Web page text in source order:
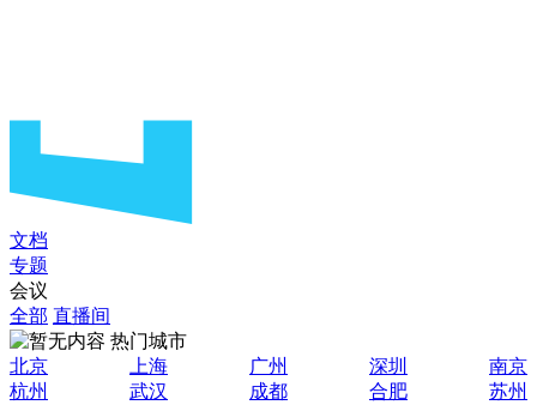
文档
专题
会议
全部 直播间
热门城市
北京
上海 广州 深圳
南京
杭州
武汉 成都 合肥
苏州